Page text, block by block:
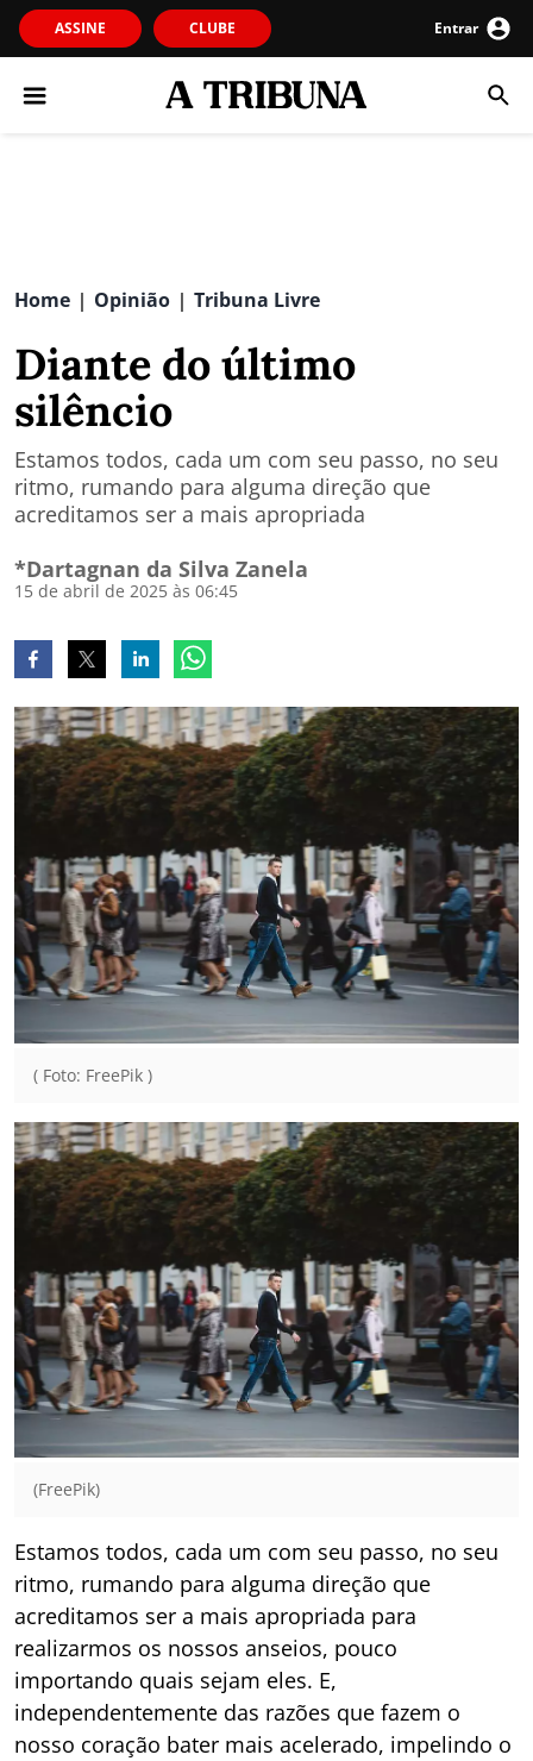
ASSINE CLUBE Entrar
Home | Opinião | Tribuna Livre
Diante do último
silêncio
Estamos todos, cada um com seu passo, no seu
ritmo, rumando para alguma direção que
acreditamos ser a mais apropriada
*Dartagnan da Silva Zanela
15 de abril de 2025 às 06:45
( Foto: FreePik )
(FreePik)
Estamos todos, cada um com seu passo, no seu
ritmo, rumando para alguma direção que
acreditamos ser a mais apropriada para
realizarmos os nossos anseios, pouco
importando quais sejam eles. E,
independentemente das razões que fazem o
nosso coração bater mais acelerado, impelindo o